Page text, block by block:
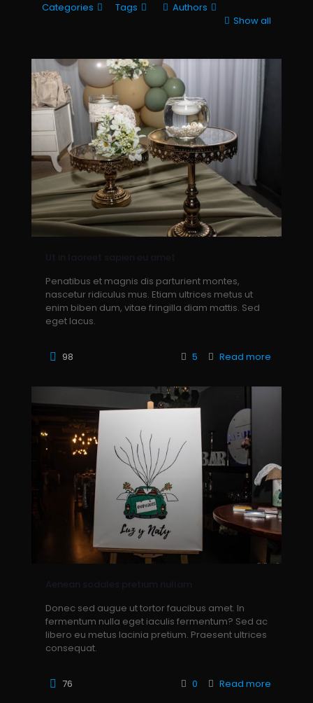
Categories Tags
Authors
Show all
Ut in laoreet sapien eu amet
Penatibus et magnis dis parturient montes,
nascetur ridiculus mus. Etiam ultrices metus ut
enim biben dum, vitae fringilla diam mattis. Sed
eget lacus.
98 5 Read more
Aenean sodales pretium nullam
Donec sed augue ut tortor faucibus amet. In
fermentum nulla eget iaculis fermentum? Sed ac
libero eu metus lacinia pretium. Praesent ultrices
consequat.
76 0 Read more